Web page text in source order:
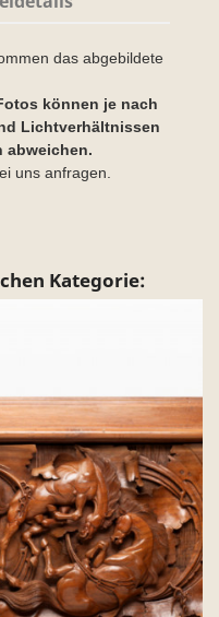
das abgebildete
können je nach
Lichtverhältnissen
abweichen.
uns anfragen.
Kategorie: